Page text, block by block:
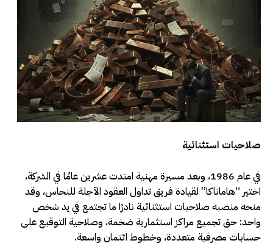
صلاحيات استثنائية
في عام 1986، وبعد مسيرة مهنية امتدت عشرين عامًا في الشركة،
اختير “هاماناكا” لقيادة فريق تداول العقود الآجلة للنحاس، وقد
منحه منصبه صلاحيات استثنائية نادرًا ما تجتمع في يد شخص
واحد: حق تجميع مراكز استثمارية ضخمة، وصلاحية التوقيع على
حسابات مصرفية متعددة، وخطوط ائتمان واسعة.